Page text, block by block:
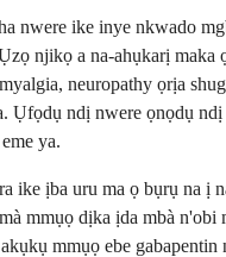
nwere ike inye nkwado
njikọ a na-ahụkarị maka
neuropathy ọrịa
Ụfọdụ ndị nwere ọnọdụ ndị
ya.
ike ịba uru ma ọ bụrụ na ị
mmụọ dịka ịda mbà n'obi
mmụọ ebe gabapentin